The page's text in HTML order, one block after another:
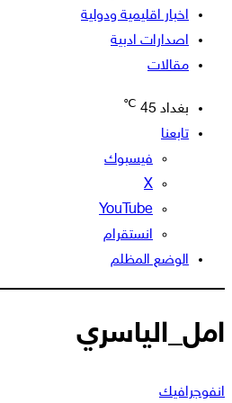
اخبار اقليمية ودولية
اصدارات ادبية
مقالات
بغداد 45
℃
تابعنا
فيسبوك
‫X
‫YouTube
انستقرام
الوضع المظلم
امل_الياسري
انفوجرافيك